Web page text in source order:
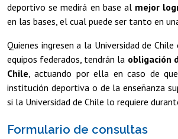
deportivo se medirá en base al mejor
en las bases, el cual puede ser tanto en
Quienes ingresen a la Universidad de
equipos federados, tendrán la obligación
Chile, actuando por ella en caso de
institución deportiva o de la enseñanza
si la Universidad de Chile lo requiere
Formulario de consultas